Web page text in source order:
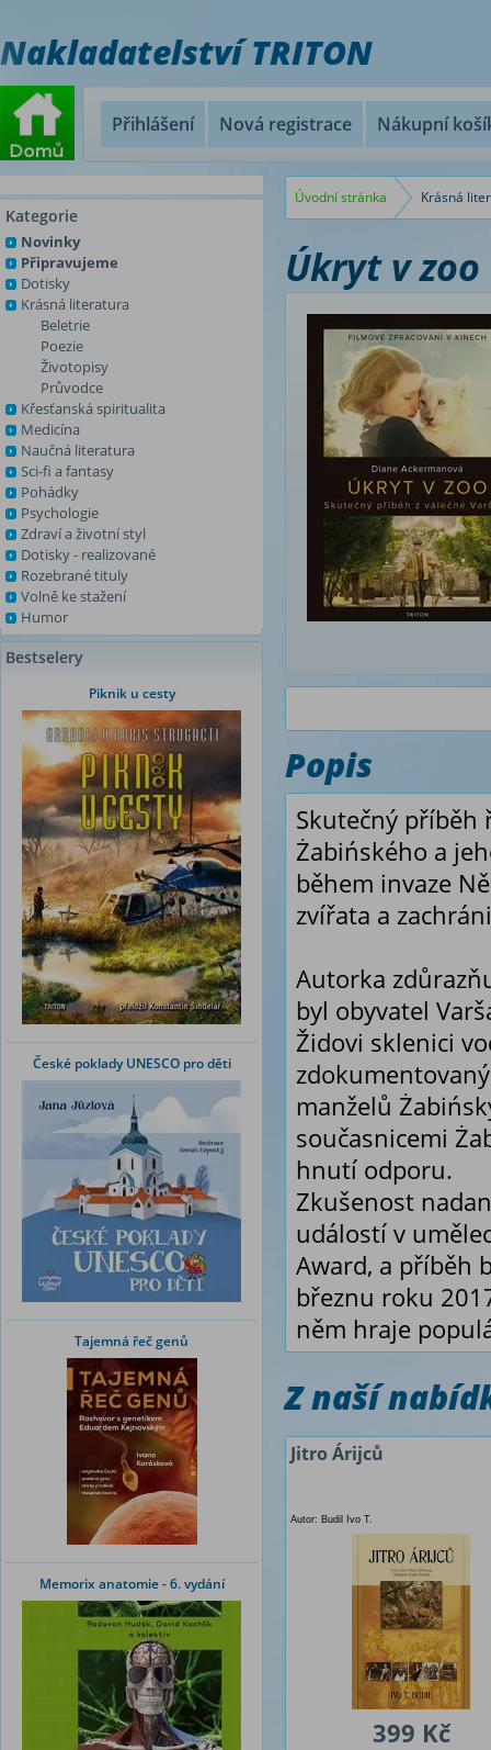
Nakladatelství TRITON
Přihlášení Nová registrace Nákupní
Kategorie
Novinky
Připravujeme
Dotisky
Krásná literatura
Beletrie
Poezie
Životopisy
Průvodce
Křesťanská spiritualita
Medicína
Naučná literatura
Sci-fi a fantasy
Pohádky
Psychologie
Zdraví a životní styl
Dotisky - realizované
Rozebrané tituly
Volně ke stažení
Humor
Bestselery
Piknik u cesty
České poklady UNESCO pro děti
Tajemná řeč genů
Memorix anatomie - 6. vydání
Úvodní stránka Krásná
Úkryt v zoo
Popis
Skutečný příběh
Żabińského a
během invaze
zvířata a
Autorka
byl obyvatel
Židovi sklenici
manželů
současnicemi
hnutí odporu.
Zkušenost
událostí v
Award, a příběh
březnu roku
něm hraje
Z naší
Jitro Árijců
Autor: Budil Ivo T.
399 Kč